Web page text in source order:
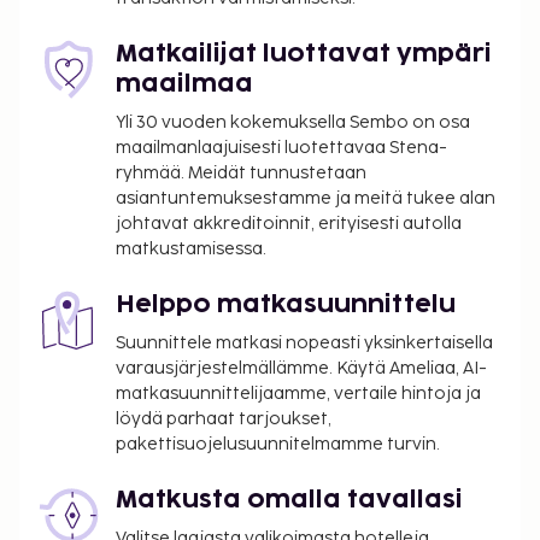
ilmainen pysäköinti. Hemmottele itseäsi kylpylässä,
jonka hoitoihin kuuluu muun muassa
mukainen ulkouima-allas. Tämän välimerellisen
hotellin palveluihin kuuluu myös ilmainen langaton
internetyhteys, concierge-palvelut ja lastenvahti
(lisämaksusta). Majoituspaikan uima-altaalla
sijaitseva baari/aulabaari, Pool Bar, tarjoaa herkkuja
keittiö. Muihin palveluihin kuuluu huonepalvelu
(rajoitettuina aikoina). Allasbaarissa voit nauttia
raikasta juotavaa. Maksullinen buffetaamiainen
tarjotaan päivittäin klo 8.00–11.00.
Majoituspaikka veloittaa seuraavat paikan päällä
sovellettavat verot:
Kaupunki perii kaupunkiveron, joka maksetaan
Matkailijat luottavat ympäri
maailmaa
Yli 30 vuoden kokemuksella Sembo on osa
maailmanlaajuisesti luotettavaa Stena-
ryhmää. Meidät tunnustetaan
asiantuntemuksestamme ja meitä tukee alan
johtavat akkreditoinnit, erityisesti autolla
matkustamisessa.
Helppo matkasuunnittelu
Suunnittele matkasi nopeasti yksinkertaisella
varausjärjestelmällämme. Käytä Ameliaa, AI-
matkasuunnittelijaamme, vertaile hintoja ja
löydä parhaat tarjoukset,
pakettisuojelusuunnitelmamme turvin.
Matkusta omalla tavallasi